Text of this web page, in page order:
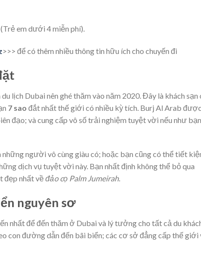
em dưới 4 miễn phí).
>>> để có thêm nhiều thông tin hữu ích cho chuyến đi
lịch Dubai nên ghé thăm vào năm 2020. Đây là khách sạn
7 sao đắt nhất thế giới có nhiều kỳ tích. Burj Al Arab được
đạo; và cung cấp vô số trải nghiệm tuyệt vời nếu như bạn
người vô cùng giàu có; hoặc bạn cũng có thể tiết
dịch vụ tuyệt vời này. Bạn nhất định không thể bỏ qua
đẹp nhất về đảo cọ Palm Jumeirah.
nguyên sơ
nhất để đến thăm ở Dubai và lý tưởng cho tất cả du
con đường dẫn đến bãi biển; các cơ sở đẳng cấp thế giới